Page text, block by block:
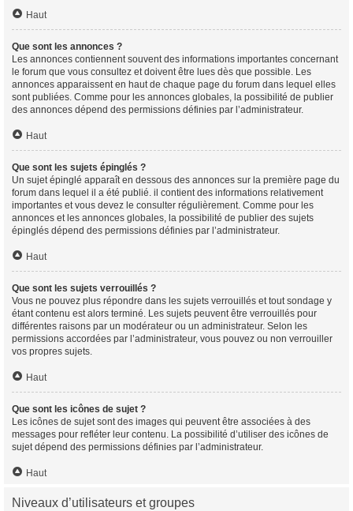
Haut
Que sont les annonces ?
Les annonces contiennent souvent des informations importantes concernant
le forum que vous consultez et doivent être lues dès que possible. Les
annonces apparaissent en haut de chaque page du forum dans lequel elles
sont publiées. Comme pour les annonces globales, la possibilité de publier
des annonces dépend des permissions définies par l’administrateur.
Haut
Que sont les sujets épinglés ?
Un sujet épinglé apparaît en dessous des annonces sur la première page du
forum dans lequel il a été publié. il contient des informations relativement
importantes et vous devez le consulter régulièrement. Comme pour les
annonces et les annonces globales, la possibilité de publier des sujets
épinglés dépend des permissions définies par l’administrateur.
Haut
Que sont les sujets verrouillés ?
Vous ne pouvez plus répondre dans les sujets verrouillés et tout sondage y
étant contenu est alors terminé. Les sujets peuvent être verrouillés pour
différentes raisons par un modérateur ou un administrateur. Selon les
permissions accordées par l’administrateur, vous pouvez ou non verrouiller
vos propres sujets.
Haut
Que sont les icônes de sujet ?
Les icônes de sujet sont des images qui peuvent être associées à des
messages pour refléter leur contenu. La possibilité d’utiliser des icônes de
sujet dépend des permissions définies par l’administrateur.
Haut
Niveaux d’utilisateurs et groupes